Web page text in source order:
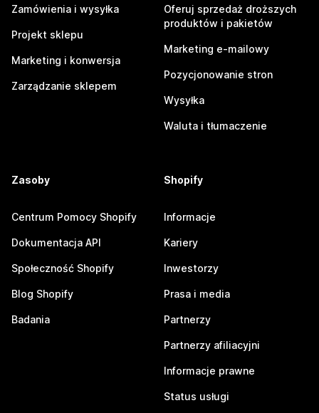
Zamówienia i wysyłka
Projekt sklepu
Marketing i konwersja
Zarządzanie sklepem
Oferuj sprzedaż droższych
produktów i pakietów
Marketing e-mailowy
Pozycjonowanie stron
Wysyłka
Waluta i tłumaczenie
Zasoby
Centrum Pomocy Shopify
Dokumentacja API
Społeczność Shopify
Blog Shopify
Badania
Shopify
Informacje
Kariery
Inwestorzy
Prasa i media
Partnerzy
Partnerzy afiliacyjni
Informacje prawne
Status usługi